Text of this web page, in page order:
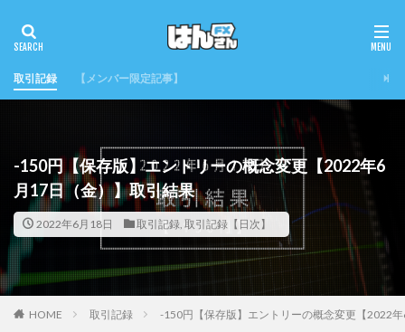
取引記録 【メンバー限定記事】
-150円【保存版】エントリーの概念変更【2022年6
月17日（金）】取引結果
2022年6月18日 取引記録, 取引記録【日次】
HOME 取引記録 -150円【保存版】エントリーの概念変更【2022